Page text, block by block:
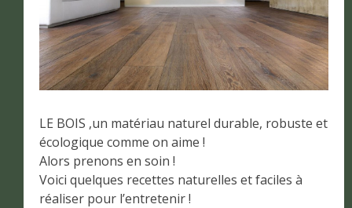
LE BOIS ,un matériau naturel durable, robuste et
écologique comme on aime !
Alors prenons en soin !
Voici quelques recettes naturelles et faciles à
réaliser pour l’entretenir !